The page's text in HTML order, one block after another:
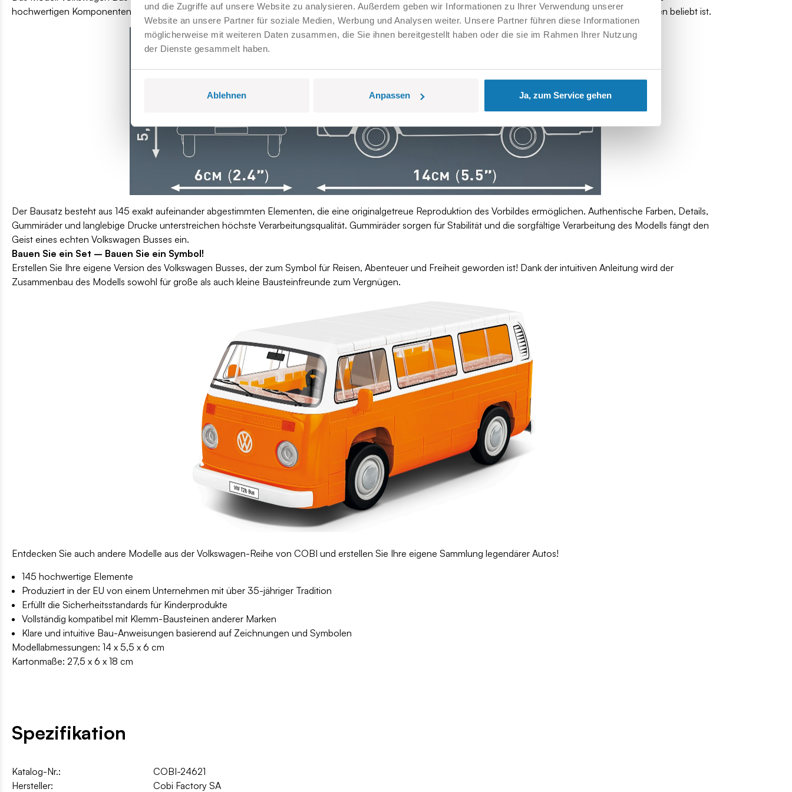
und die Zugriffe auf unsere Website zu analysieren. Außerdem geben wir Informationen zu Ihrer Verwendung unserer
Website an unsere Partner für soziale Medien, Werbung und Analysen weiter. Unsere Partner führen diese Informationen
möglicherweise mit weiteren Daten zusammen, die Sie ihnen bereitgestellt haben oder die sie im Rahmen Ihrer Nutzung
der Dienste gesammelt haben.
Ablehnen Anpassen Ja, zum Service gehen
hochwertigen Komponenten gefertigte Set ist eine originalgetreue Reproduktion eines Kultfahrzeugs, das seit Jahren bei jungen Leuten, Touristen und Familien beliebt ist.
Der Bausatz besteht aus 145 exakt aufeinander abgestimmten Elementen, die eine originalgetreue Reproduktion des Vorbildes ermöglichen. Authentische Farben, Details,
Gummiräder und langlebige Drucke unterstreichen höchste Verarbeitungsqualität. Gummiräder sorgen für Stabilität und die sorgfältige Verarbeitung des Modells fängt den
Geist eines echten Volkswagen Busses ein.
Bauen Sie ein Set – Bauen Sie ein Symbol!
Erstellen Sie Ihre eigene Version des Volkswagen Busses, der zum Symbol für Reisen, Abenteuer und Freiheit geworden ist! Dank der intuitiven Anleitung wird der
Zusammenbau des Modells sowohl für große als auch kleine Bausteinfreunde zum Vergnügen.
Entdecken Sie auch andere Modelle aus der Volkswagen-Reihe von COBI und erstellen Sie Ihre eigene Sammlung legendärer Autos!
145 hochwertige Elemente
Produziert in der EU von einem Unternehmen mit über 35-jähriger Tradition
Erfüllt die Sicherheitsstandards für Kinderprodukte
Vollständig kompatibel mit Klemm-Bausteinen anderer Marken
Klare und intuitive Bau-Anweisungen basierend auf Zeichnungen und Symbolen
Modellabmessungen: 14 x 5,5 x 6 cm
Kartonmaße: 27,5 x 6 x 18 cm
Spezifikation
Katalog-Nr.:
COBI-24621
Hersteller:
Cobi Factory SA